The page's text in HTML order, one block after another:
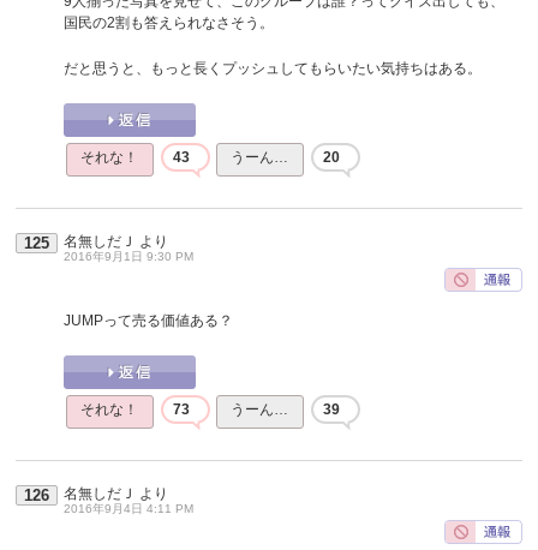
国民の2割も答えられなさそう。
だと思うと、もっと長くプッシュしてもらいたい気持ちはある。
それな！ 43 うーん… 20
125 名無しだＪ より
2016年9月1日 9:30 PM
JUMPって売る価値ある？
それな！ 73 うーん… 39
126 名無しだＪ より
2016年9月4日 4:11 PM